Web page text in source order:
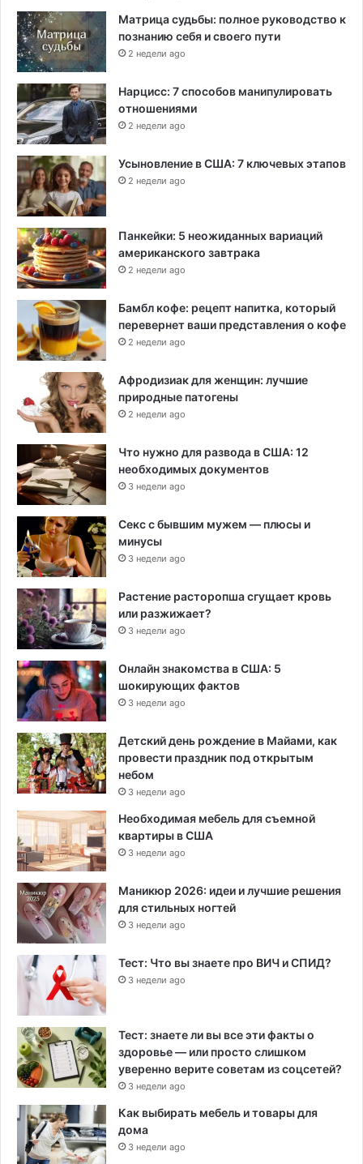
Матрица судьбы: полное руководство к
познанию себя и своего пути
2 недели ago
Нарцисс: 7 способов манипулировать
отношениями
2 недели ago
Усыновление в США: 7 ключевых этапов
2 недели ago
Панкейки: 5 неожиданных вариаций
американского завтрака
2 недели ago
Бамбл кофе: рецепт напитка, который
перевернет ваши представления о кофе
2 недели ago
Афродизиак для женщин: лучшие
природные патогены
2 недели ago
Что нужно для развода в США: 12
необходимых документов
3 недели ago
Секс с бывшим мужем — плюсы и
минусы
3 недели ago
Растение расторопша сгущает кровь
или разжижает?
3 недели ago
Онлайн знакомства в США: 5
шокирующих фактов
3 недели ago
Детский день рождение в Майами, как
провести праздник под открытым
небом
3 недели ago
Необходимая мебель для съемной
квартиры в США
3 недели ago
Маникюр 2026: идеи и лучшие решения
для стильных ногтей
3 недели ago
Тест: Что вы знаете про ВИЧ и СПИД?
3 недели ago
Тест: знаете ли вы все эти факты о
здоровье — или просто слишком
уверенно верите советам из соцсетей?
3 недели ago
Как выбирать мебель и товары для
дома
3 недели ago